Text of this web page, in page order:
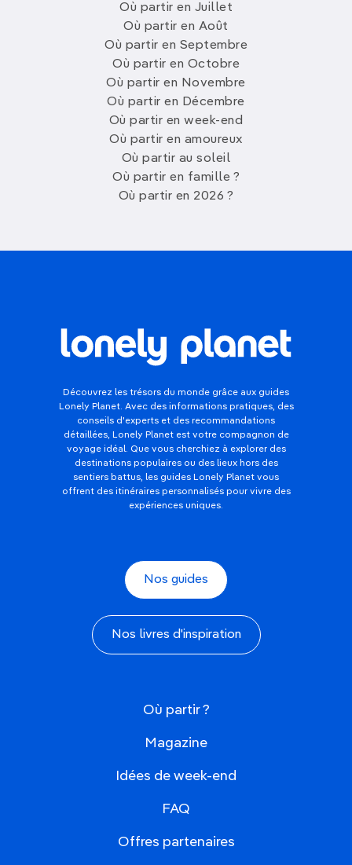
Où partir en Juillet
Où partir en Août
Où partir en Septembre
Où partir en Octobre
Où partir en Novembre
Où partir en Décembre
Où partir en week-end
Où partir en amoureux
Où partir au soleil
Où partir en famille ?
Où partir en 2026 ?
Découvrez les trésors du monde grâce aux guides
Lonely Planet. Avec des informations pratiques, des
conseils d'experts et des recommandations
détaillées, Lonely Planet est votre compagnon de
voyage idéal. Que vous cherchiez à explorer des
destinations populaires ou des lieux hors des
sentiers battus, les guides Lonely Planet vous
offrent des itinéraires personnalisés pour vivre des
expériences uniques.
Nos guides
Nos livres d'inspiration
Où partir ?
Magazine
Idées de week-end
FAQ
Offres partenaires